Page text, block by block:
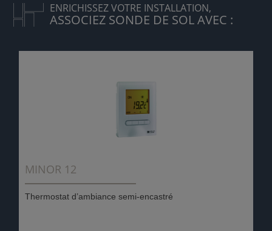
ENRICHISSEZ VOTRE INSTALLATION,
ASSOCIEZ SONDE DE SOL AVEC :
MINOR 12
Thermostat d’ambiance semi-encastré